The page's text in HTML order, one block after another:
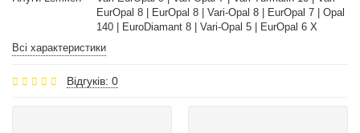
EurOpal 8 | EurOpal 8 | Vari-Opal 8 | EurOpal 7 | Opal
140 | EuroDiamant 8 | Vari-Opal 5 | EurOpal 6 X
Всі характеристики
Відгуків: 0